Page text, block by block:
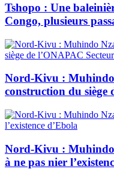
Tshopo : Une
Congo, plusieurs
Nord-Kivu :
construction du siège
Nord-Kivu :
à ne pas nier